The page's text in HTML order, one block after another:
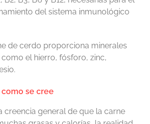
del sistema inmunológico
de cerdo proporciona minerales
el hierro, fósforo, zinc,
se cree
creencia general de que la carne